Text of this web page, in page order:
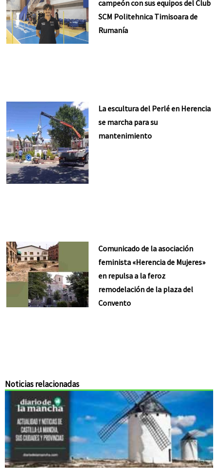
campeón con sus equipos del Club
SCM Politehnica Timisoara de
Rumanía
La escultura del Perlé en Herencia
se marcha para su
mantenimiento
Comunicado de la asociación
feminista «Herencia de Mujeres»
en repulsa a la feroz
remodelación de la plaza del
Convento
Noticias relacionadas